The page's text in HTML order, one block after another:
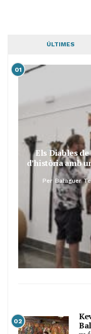
ÚLTIMES
01
Els Diables
d’història amb
Per Balaguer
02